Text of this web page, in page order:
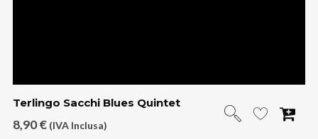
Terlingo Sacchi Blues Quintet
8,90€ (IVA Inclusa)